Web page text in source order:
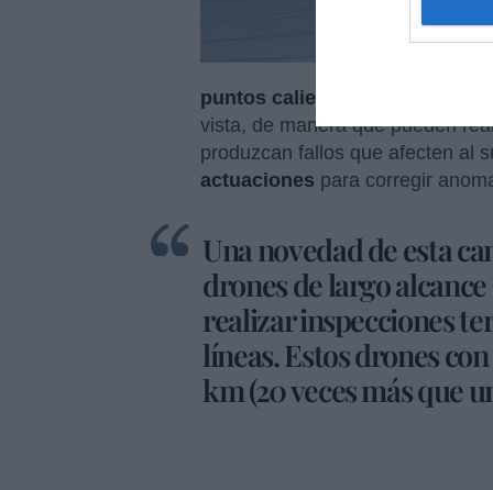
puntos calientes
” y
vista, de manera que pueden
produzcan fallos que afecten al
actuaciones para corregir
Una novedad de esta
drones de largo
realizar inspecciones
líneas. Estos drones
km (20 veces más que